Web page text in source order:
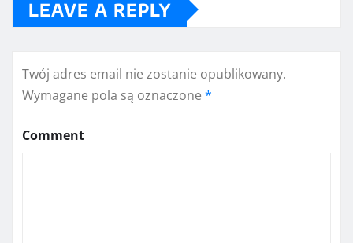
LEAVE A REPLY
Twój adres email nie zostanie opublikowany.
Wymagane pola są oznaczone *
Comment